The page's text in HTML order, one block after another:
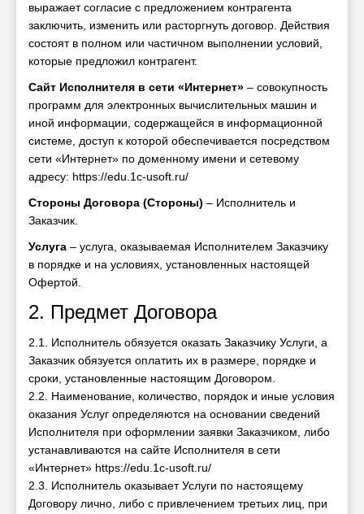
выражает согласие с предложением контрагента
заключить, изменить или расторгнуть договор. Действия
состоят в полном или частичном выполнении условий,
которые предложил контрагент.
Сайт Исполнителя в сети «Интернет» – совокупность
программ для электронных вычислительных машин и
иной информации, содержащейся в информационной
системе, доступ к которой обеспечивается посредством
сети «Интернет» по доменному имени и сетевому
адресу: https://edu.1c-usoft.ru/
Стороны Договора (Стороны) – Исполнитель и
Заказчик.
Услуга – услуга, оказываемая Исполнителем Заказчику
в порядке и на условиях, установленных настоящей
Офертой.
2. Предмет Договора
2.1. Исполнитель обязуется оказать Заказчику Услуги, а
Заказчик обязуется оплатить их в размере, порядке и
сроки, установленные настоящим Договором.
2.2. Наименование, количество, порядок и иные условия
оказания Услуг определяются на основании сведений
Исполнителя при оформлении заявки Заказчиком, либо
устанавливаются на сайте Исполнителя в сети
«Интернет» https://edu.1c-usoft.ru/
2.3. Исполнитель оказывает Услуги по настоящему
Договору лично, либо с привлечением третьих лиц, при